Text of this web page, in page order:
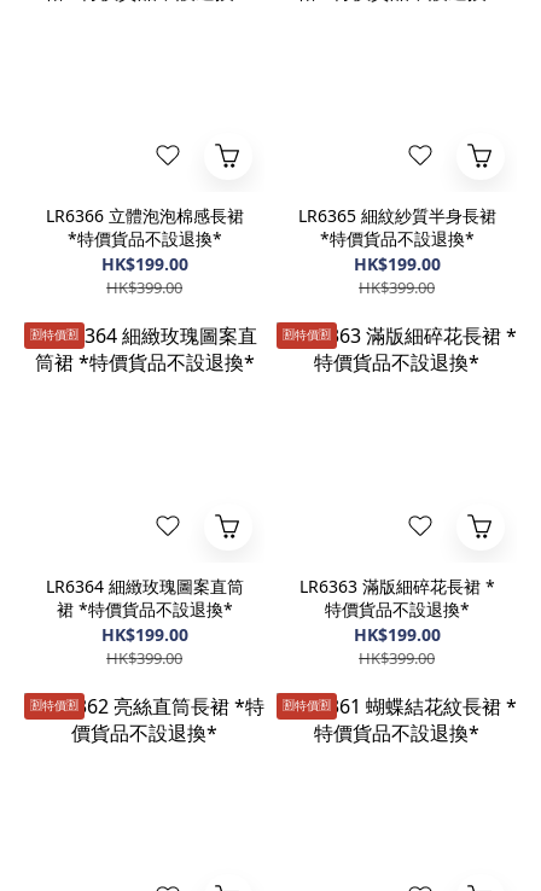
LR6366 立體泡泡棉感長裙
*特價貨品不設退換*
HK$199.00
HK$399.00
LR6365 細紋紗質半身長裙
*特價貨品不設退換*
HK$199.00
HK$399.00
🈹️特價🈹️
LR6364 細緻玫瑰圖案直筒
裙 *特價貨品不設退換*
HK$199.00
HK$399.00
🈹️特價🈹️
LR6363 滿版細碎花長裙 *
特價貨品不設退換*
HK$199.00
HK$399.00
🈹️特價🈹️ 🈹️特價🈹️